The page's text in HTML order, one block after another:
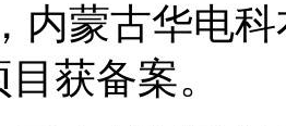
内蒙古华电
获备案。